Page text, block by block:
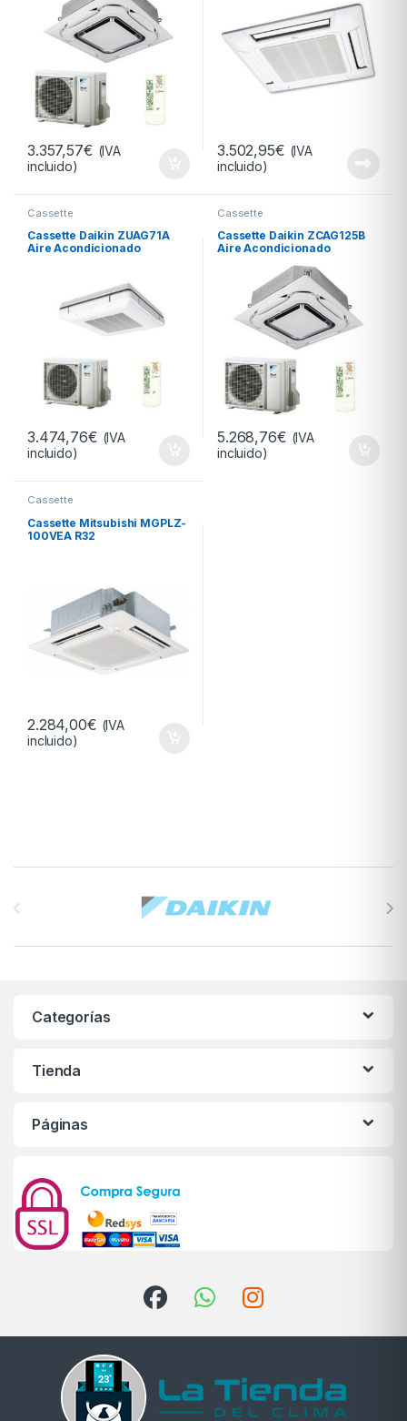
3.357,57€ (IVA
incluido)
3.502,95€ (IVA
incluido)
Cassette
Cassette Daikin ZUAG71A
Aire Acondicionado
3.474,76€ (IVA
incluido)
Cassette
Cassette Daikin ZCAG125B
Aire Acondicionado
5.268,76€ (IVA
incluido)
Cassette
Cassette Mitsubishi MGPLZ-
100VEA R32
2.284,00€ (IVA
incluido)
Categorías
Tienda
Páginas